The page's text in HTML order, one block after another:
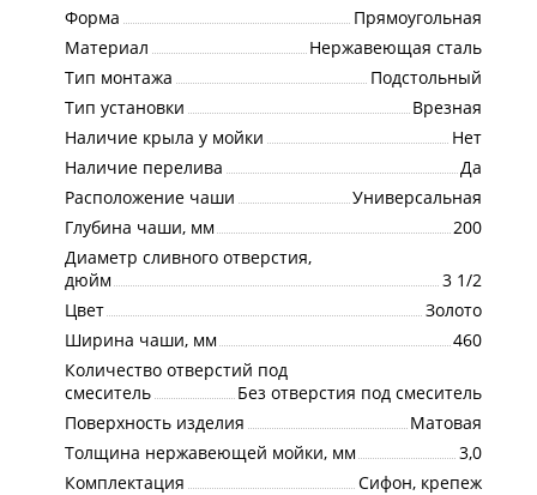
Форма
Прямоугольная
Материал
Нержавеющая сталь
Тип монтажа
Подстольный
Тип установки
Врезная
Наличие крыла у мойки
Нет
Наличие перелива
Да
Расположение чаши
Универсальная
Глубина чаши, мм
200
Диаметр сливного отверстия,
дюйм
3 1/2
Цвет
Золото
Ширина чаши, мм
460
Количество отверстий под
смеситель
Без отверстия под смеситель
Поверхность изделия
Матовая
Толщина нержавеющей мойки, мм
3,0
Комплектация
Сифон, крепеж